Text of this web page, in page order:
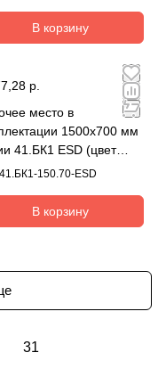
В корзину
р.
место в
1500х700 мм
41.БК1 ESD (цвет
+ 41А.СВ-120 ESD
41.БК1-150.70-ESD
В корзину
31